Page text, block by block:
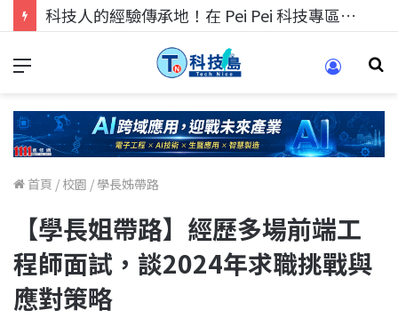
科技人找工作，就到TECH+ 科技專區!
首頁 / 校園 / 學長姊帶路
【學長姐帶路】經歷多場前端工
程師面試，談2024年求職挑戰與
應對策略